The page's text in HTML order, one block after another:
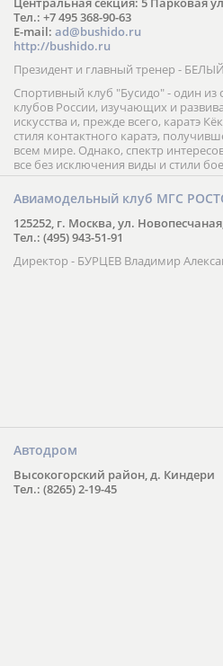
Тел.: +7 495 368-90-63
E-mail: ad@bushido.ru
http://bushido.ru
Президент и главный тренер -
Спортивный клуб "Бусидо" - один
клубов России, изучающих и
искусства и, прежде всего, каратэ
стиля контактного каратэ,
всем мире. Однако, спектр
все без исключения виды и стили
Авиамодельный клуб МГС
125252, г. Москва, ул.
Тел.: (495) 943-51-91
Директор - БУРЦЕВ Владимир
Автодром
Высокогорский район, д. Киндери
Тел.: (8265) 2-19-45